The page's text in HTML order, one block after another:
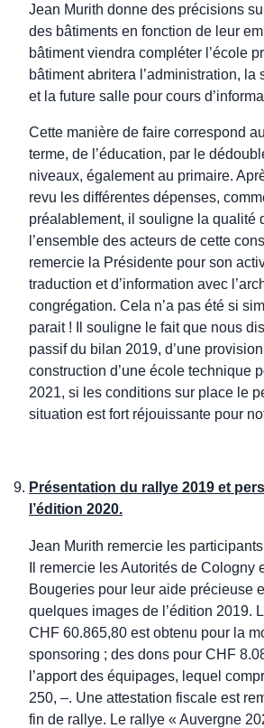
Jean Murith donne des précisions
des bâtiments en fonction de leur
bâtiment viendra compléter l’école
bâtiment abritera l’administration, la
et la future salle pour cours
Cette manière de faire correspond
terme, de l’éducation, par le
niveaux, également au primaire.
revu les différentes dépenses,
préalablement, il souligne la qualité
l’ensemble des acteurs de cette
remercie la Présidente pour son
traduction et d’information avec
congrégation. Cela n’a pas été si
parait ! Il souligne le fait que nous
passif du bilan 2019, d’une
construction d’une école technique
2021, si les conditions sur place le
situation est fort réjouissante pour
Présentation du rallye 2019 et
l’édition 2020.
Jean Murith remercie les
Il remercie les Autorités de Cologny
Bougeries pour leur aide précieuse
quelques images de l’édition 2019.
CHF 60.865,80 est obtenu pour la
sponsoring ; des dons pour CHF
l’apport des équipages, lequel
250, –. Une attestation fiscale est
fin de rallye. Le rallye « Auvergne